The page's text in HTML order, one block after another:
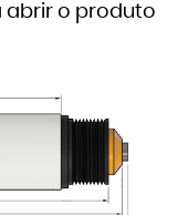
o produto